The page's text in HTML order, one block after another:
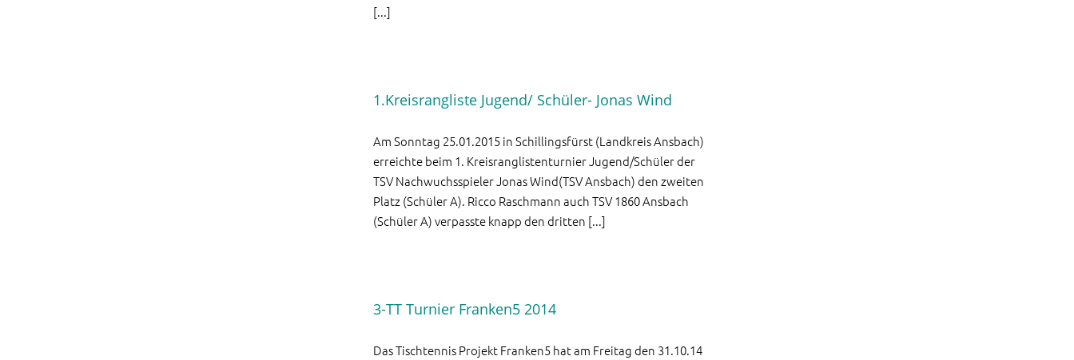
[...]
1.Kreisrangliste Jugend/ Schüler- Jonas Wind
Am Sonntag 25.01.2015 in Schillingsfürst (Landkreis Ansbach)
erreichte beim 1. Kreisranglistenturnier Jugend/Schüler der
TSV Nachwuchsspieler Jonas Wind(TSV Ansbach) den zweiten
Platz (Schüler A). Ricco Raschmann auch TSV 1860 Ansbach
(Schüler A) verpasste knapp den dritten [...]
3-TT Turnier Franken5 2014
Das Tischtennis Projekt Franken5 hat am Freitag den 31.10.14